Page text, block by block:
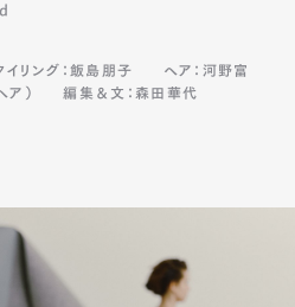
イリング：飯島朋子
ヘア：河野富
ア） 編集＆文：森田華代